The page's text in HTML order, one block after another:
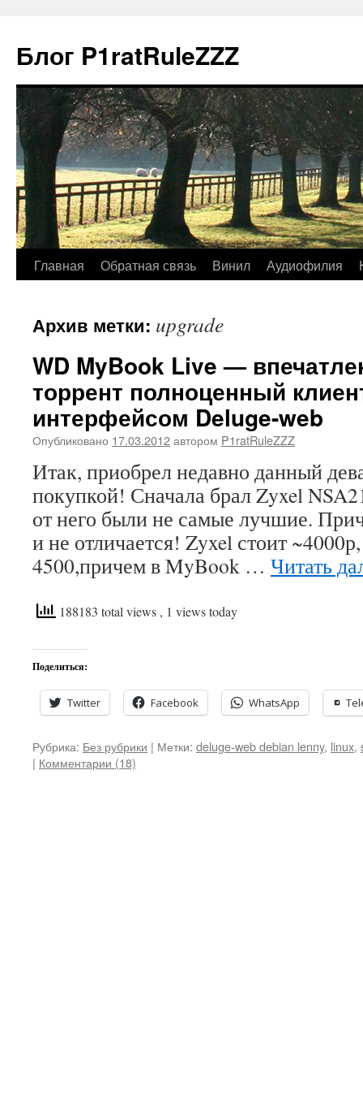
Блог P1ratRuleZZZ
Главная Обратная связь Винил Аудиофилия
Архив метки: upgrade
WD MyBook Live —
торрент полноценный
интерфейсом Deluge-web
Опубликовано 17.03.2012автором P1ratRuleZZZ
Итак, приобрел недавно данный
покупкой! Сначала брал Zyxel
от него были не самые лучшие.
и не отличается! Zyxel стоит
4500,причем в MyBook … Читать
188183 total views , 1 views today
Поделиться:
Twitter Facebook WhatsApp
Рубрика: Без рубрики | Метки: deluge-web debian lenny, linux,
| Комментарии (18)